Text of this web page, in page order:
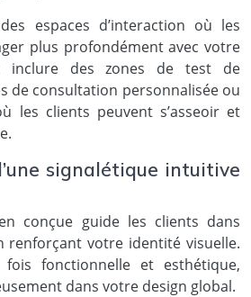
espaces d’interaction où les
plus profondément avec votre
inclure des zones de test de
de consultation personnalisée ou
les clients peuvent s’asseoir et
signalétique intuitive
conçue guide les clients dans
renforçant votre identité visuelle.
fonctionnelle et esthétique,
dans votre design global.